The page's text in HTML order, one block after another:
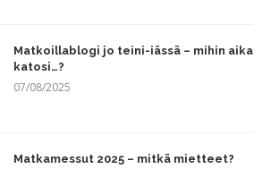
Matkoillablogi jo teini-iässä – mihin aika
katosi…?
07/08/2025
Matkamessut 2025 – mitkä mietteet?